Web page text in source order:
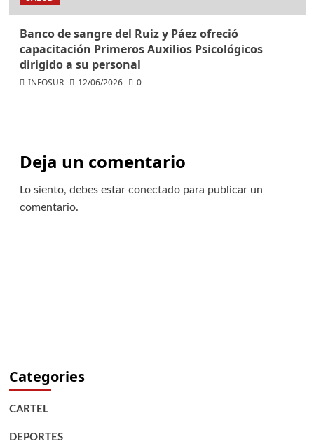
Banco de sangre del Ruiz y Páez ofreció
capacitación Primeros Auxilios Psicológicos
dirigido a su personal
INFOSUR 12/06/2026 0
Deja un comentario
Lo siento, debes estar conectadopara publicar un
comentario.
Categories
CARTEL
DEPORTES